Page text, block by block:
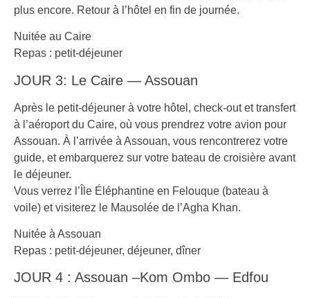
plus encore. Retour à l’hôtel en fin de journée.
Nuitée au Caire
Repas : petit-déjeuner
JOUR 3: Le Caire — Assouan
Après le petit-déjeuner à votre hôtel, check-out et transfert
à l’aéroport du Caire, où vous prendrez votre avion pour
Assouan. À l’arrivée à Assouan, vous rencontrerez votre
guide, et embarquerez sur votre bateau de croisière avant
le déjeuner.
Vous verrez l’Île Éléphantine en Felouque (bateau à
voile) et visiterez le Mausolée de l’Agha Khan.
Nuitée à Assouan
Repas : petit-déjeuner, déjeuner, dîner
JOUR 4 : Assouan –Kom Ombo — Edfou